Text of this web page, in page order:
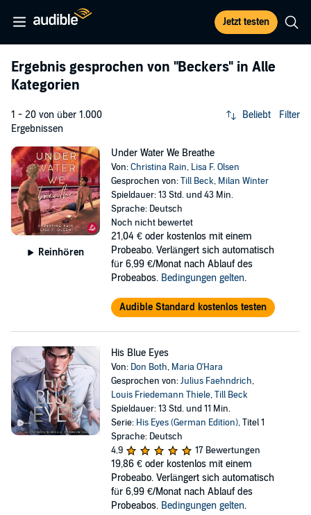
Jetzt testen
Ergebnis gesprochen von "Beckers" in Alle
Kategorien
1 - 20 von über 1.000
Ergebnissen
Beliebt Filter
Reinhören
Under Water We Breathe
Von:Christina Rain, Lisa F. Olsen
Gesprochen von:Till Beck, Milan Winter
Spieldauer: 13 Std. und 43 Min.
Sprache: Deutsch
Noch nicht bewertet
21,04 € oder kostenlos mit einem
Probeabo. Verlängert sich automatisch
für 6,99 €/Monat nach Ablauf des
Probeabos. Bedingungen gelten.
Audible Standard kostenlos testen
His Blue Eyes
Von: Don Both, Maria O'Hara
Gesprochen von:Julius Faehndrich,
Louis Friedemann Thiele,Till Beck
Spieldauer: 13 Std. und 11 Min.
Serie: His Eyes (German Edition), Titel 1
Sprache: Deutsch
4,9
17 Bewertungen
19,86 € oder kostenlos mit einem
Probeabo. Verlängert sich automatisch
für 6,99 €/Monat nach Ablauf des
Probeabos. Bedingungen gelten.